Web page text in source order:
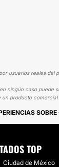
usuarios reales del
ningún caso puede
producto comercial
TOP
Ciudad de México